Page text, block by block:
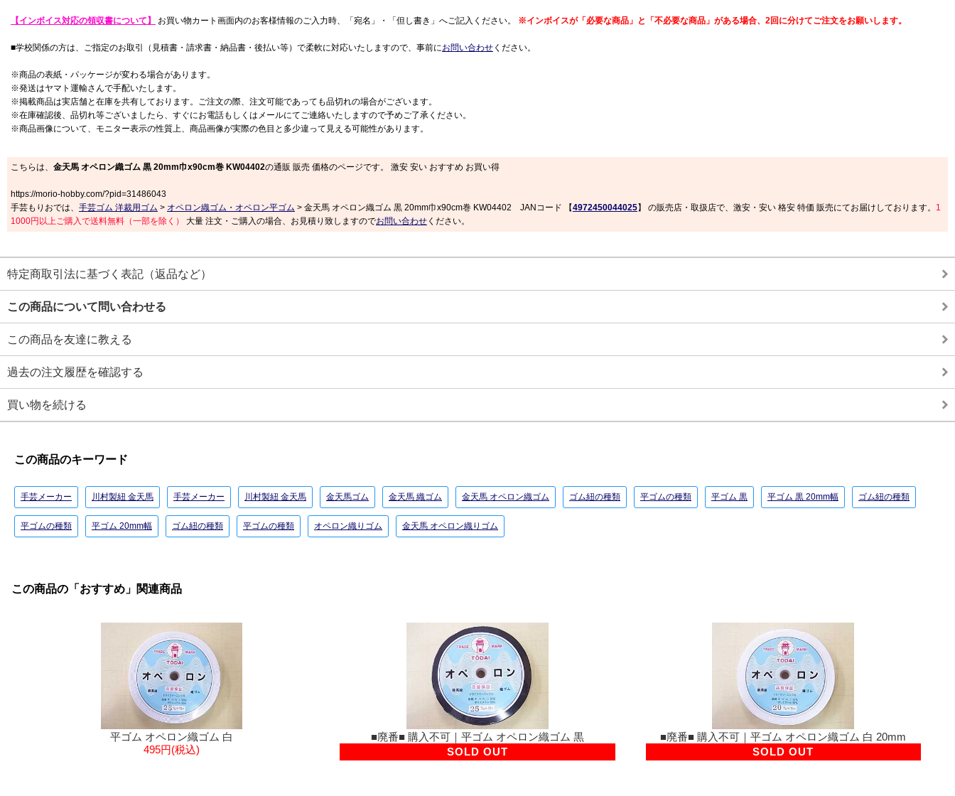
【インボイス対応の領収書について】 お買い物カート画面内のお客様情報のご入力時、「宛名」・「但し書き」へご記入ください。 ※インボイスが「必要な商品」と「不必要な商品」がある場合、2回に分けてご注文をお願いします。
■学校関係の方は、ご指定のお取引（見積書・請求書・納品書・後払い等）で柔軟に対応いたしますので、事前にお問い合わせ ください。
※商品の表紙・パッケージが変わる場合があります。
※発送はヤマト運輸さんで手配いたします。
※掲載商品は実店舗と在庫を共有しております。ご注文の際、注文可能であっても品切れの場合がございます。
※在庫確認後、品切れ等ございましたら、すぐにお電話もしくはメールにてご連絡いたしますので予めご了承ください。
※商品画像について、モニター表示の性質上、商品画像が実際の色目と多少違って見える可能性があります。
こちらは、 金天馬 オペロン織ゴム 黒 20mm巾x90cm巻 KW04402の通販 販売 価格のページです。 激安 安い おすすめ お買い得
https://morio-hobby.com/?pid=31486043
手芸もりおでは、 手芸ゴム 洋裁用ゴム > オペロン織ゴム・オペロン平ゴム > 金天馬 オペロン織ゴム 黒 20mm巾x90cm巻 KW04402 JANコード 【4972450044025】 の販売店・取扱店で、激安・安い 格安 特価 販売にてお届けしております。 1
1000円以上ご購入で送料無料（一部を除く）
大量 注文・ご購入の場合、お見積り致しますのでお問い合わせ ください。
特定商取引法に基づく表記（返品など）
この商品について問い合わせる
この商品を友達に教える
過去の注文履歴を確認する
買い物を続ける
この商品のキーワード
手芸メーカー 川村製紐 金天馬 手芸メーカー 川村製紐 金天馬 金天馬ゴム 金天馬 織ゴム 金天馬 オペロン織ゴム ゴム紐の種類 平ゴムの種類 平ゴム 黒 平ゴム 黒 20mm幅 ゴム紐の種類
平ゴムの種類 平ゴム 20mm幅 ゴム紐の種類 平ゴムの種類 オペロン織りゴム 金天馬 オペロン織りゴム
この商品の「おすすめ」関連商品
平ゴム オペロン織ゴム 白
495円(税込)
■廃番■ 購入不可｜平ゴム オペロン織ゴム 黒
SOLD OUT
■廃番■ 購入不可｜平ゴム オペロン織ゴム 白 20mm
SOLD OUT